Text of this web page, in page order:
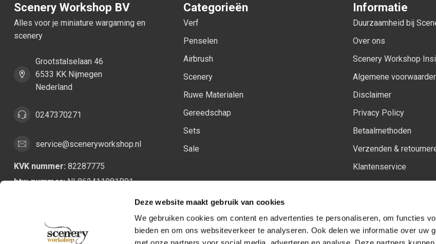
Deze website maakt gebruik van cookies
We gebruiken cookies om content en advertenties te personaliseren, om functies
bieden en om ons websiteverkeer te analyseren. Ook delen we informatie over uw
Scenery Workshop BV
Alles voor je miniature wargaming en
scenery
Grootstalselaan 46
6533 KK Nijmegen
Nederland
0247370271
service@sceneryworkshop.nl
KVK nummer: 82287775
btw-nummer:NL862411981B01
Categorieën
Verf
Penselen
Airbrush
Scenery
Ruwe Materialen
Gereedschap
Sets
Sale
Informatie
Duurzaamheid bij
Over ons
Scenery Workshop
Algemene
Disclaimer
Privacy Policy
Betaalmethoden
Verzenden &
Klantenservice